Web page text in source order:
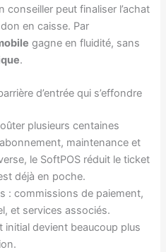
peut finaliser l’achat
en caisse. Par
gagne en fluidité, sans
.
d’entrée qui s’effondre
plusieurs centaines
maintenance et
le SoftPOS réduit le ticket
déjà en poche.
: commissions de paiement,
et services associés.
initial devient beaucoup plus